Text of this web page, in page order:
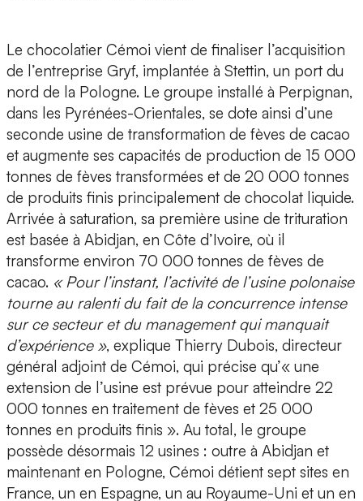
Le chocolatier Cémoi vient de finaliser l’acquisition
de l’entreprise Gryf, implantée à Stettin, un port du
nord de la Pologne. Le groupe installé à Perpignan,
dans les Pyrénées-Orientales, se dote ainsi d’une
seconde usine de transformation de fèves de cacao
et augmente ses capacités de production de 15 000
tonnes de fèves transformées et de 20 000 tonnes
de produits finis principalement de chocolat liquide.
Arrivée à saturation, sa première usine de trituration
est basée à Abidjan, en Côte d’Ivoire, où il
transforme environ 70 000 tonnes de fèves de
cacao. « Pour l’instant, l’activité de l’usine polonaise
tourne au ralenti du fait de la concurrence intense
sur ce secteur et du management qui manquait
d’expérience », explique Thierry Dubois, directeur
général adjoint de Cémoi, qui précise qu’« une
extension de l’usine est prévue pour atteindre 22
000 tonnes en traitement de fèves et 25 000
tonnes en produits finis ». Au total, le groupe
possède désormais 12 usines : outre à Abidjan et
maintenant en Pologne, Cémoi détient sept sites en
France, un en Espagne, un au Royaume-Uni et un en